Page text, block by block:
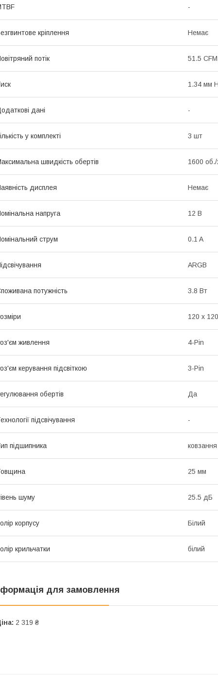
-
кріплення Немає
потік 51.5 CFM
1.34 мм
дані -
у комплекті 3 шт
швидкість обертів 1600 об./
дисплея Немає
напруга 12 В
струм 0.1 A
ARGB
потужність 3.8 Вт
120 х
живлення 4-Pin
керування підсвіткою 3-Pin
обертів Да
підсвічування -
підшипника
25 мм
шуму 25.5 дБ
корпусу Білий
крильчатки білий
для замовлення
2 319 ₴